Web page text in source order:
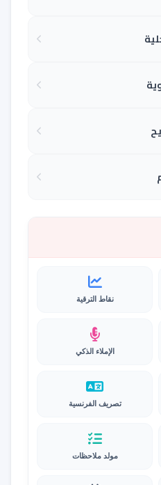
نقاط الترقية
الإملاء الذكي
تصريف الفرنسية
مولد ملاحظات